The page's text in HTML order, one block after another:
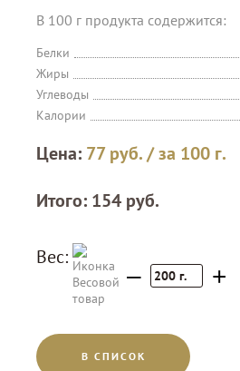
В 100 г продукта содержится:
Белки
Жиры
Углеводы
Калории
Цена: 77 руб./ за 100 г.
Итого: 154 руб.
Вес:
– 200 г. +
В СПИСОК